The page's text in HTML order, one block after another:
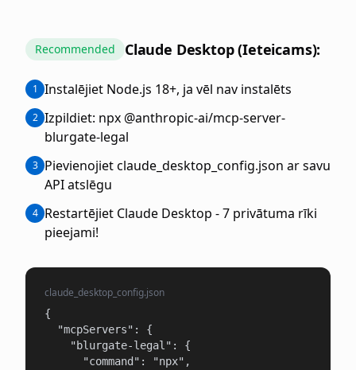
Recommended Claude Desktop (Ieteicams):
1 Instalējiet Node.js 18+, ja vēl nav instalēts
2 Izpildiet: npx @anthropic-ai/mcp-server-
blurgate-legal
3 Pievienojiet claude_desktop_config.json ar savu
API atslēgu
4 Restartējiet Claude Desktop - 7 privātuma rīki
pieejami!
claude_desktop_config.json
{
  "mcpServers": {
    "blurgate-legal": {
      "command": "npx",